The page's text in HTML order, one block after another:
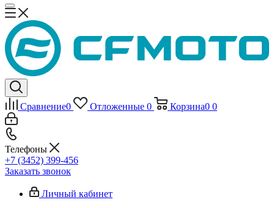
Сравнение0 Отложенные 0 Корзина0 0
Телефоны
+7 (3452) 399-456
Заказать звонок
Личный кабинет